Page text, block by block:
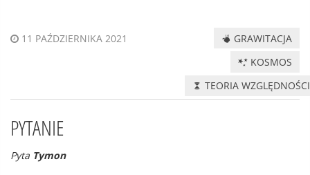
11 PAŹDZIERNIKA 2021
GRAWITACJA
KOSMOS
TEORIA WZGLĘDNOŚCI
PYTANIE
Pyta Tymon